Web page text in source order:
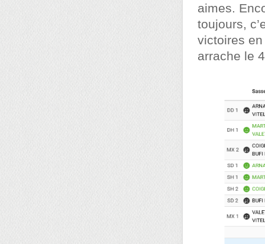
aimes.
toujours,
victoires
arrache le